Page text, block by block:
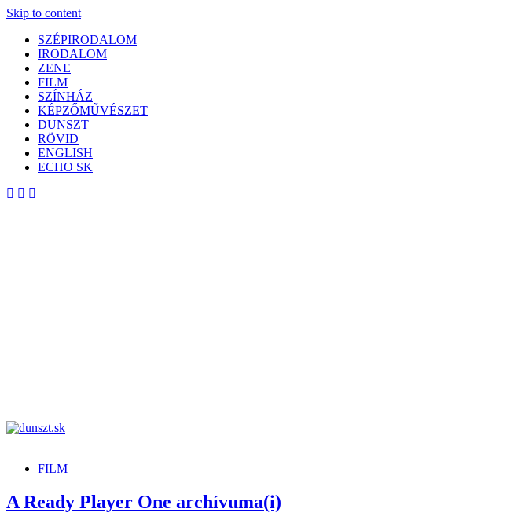
Skip to content
SZÉPIRODALOM
IRODALOM
ZENE
FILM
SZÍNHÁZ
KÉPZŐMŰVÉSZET
DUNSZT
RÖVID
ENGLISH
ECHO SK
FILM
A Ready Player One archívuma(i)